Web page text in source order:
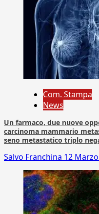
Com. Stampa
News
Un farmaco, due nuove
carcinoma mammario
seno metastatico triplo
Salvo Franchina 12